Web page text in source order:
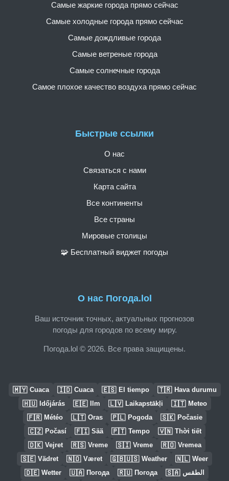
О нас Погода.lol
Ваш источник точных, актуальных прогнозов
погоды для городов по всему миру.
Погода.lol © 2026. Все права защищены.
Быстрые ссылки
О нас
Связаться с нами
Карта сайта
Все континенты
Все страны
Мировые столицы
🧩 Бесплатный виджет погоды
Самые жаркие города прямо сейчас
Самые холодные города прямо сейчас
Самые дождливые города
Самые ветреные города
Самые солнечные города
Самое плохое качество воздуха прямо сейчас
🇲🇾 Cuaca 🇮🇩 Cuaca 🇪🇸 El tiempo 🇹🇷 Hava durumu
🇭🇺 Időjárás 🇪🇪 Ilm 🇱🇻 Laikapstākļi 🇮🇹 Meteo
🇫🇷 Météo 🇱🇹 Oras 🇵🇱 Pogoda 🇸🇰 Počasie
🇨🇿 Počasí 🇫🇮 Sää 🇵🇹 Tempo 🇻🇳 Thời tiết
🇩🇰 Vejret 🇷🇸 Vreme 🇸🇮 Vreme 🇷🇴 Vremea
🇸🇪 Vädret 🇳🇴 Været 🇬🇧🇺🇸 Weather 🇳🇱 Weer
🇩🇪 Wetter 🇺🇦 Погода 🇷🇺 Погода 🇸🇦 الطقس